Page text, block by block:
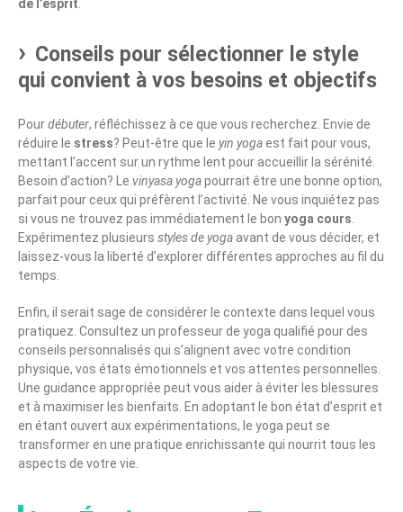
de l’esprit
Conseils pour sélectionner le style
qui convient à vos besoins et objectifs
Pourdébuter, réfléchissez à ce que vous recherchez. Envie de
réduire le stress? Peut-être que le yin yogaest fait pour vous,
mettant l’accent sur un rythme lent pour accueillir la sérénité.
Besoin d’action? Le vinyasa yogapourrait être une bonne option,
parfait pour ceux qui préfèrent l’activité. Ne vous inquiétez pas
si vous ne trouvez pas immédiatement le bon yoga cours
Expérimentez plusieurs styles de yoga avant de vous décider, et
laissez-vous la liberté d’explorer différentes approches au fil du
temps.
Enfin, il serait sage de considérer le contexte dans lequel vous
pratiquez. Consultez un professeur de yoga qualifié pour des
conseils personnalisés qui s’alignent avec votre condition
physique, vos états émotionnels et vos attentes personnelles.
Une guidance appropriée peut vous aider à éviter les blessures
et à maximiser les bienfaits. En adoptant le bon état d’esprit et
en étant ouvert aux expérimentations, le yoga peut se
transformer en une pratique enrichissante qui nourrit tous les
aspects de votre vie.